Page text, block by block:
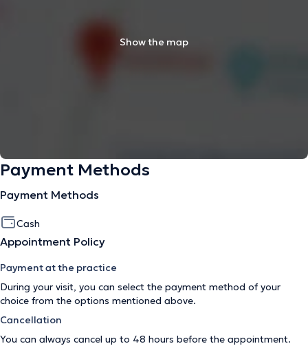
Show the map
Payment Methods
Payment Methods
Cash
Appointment Policy
Payment at the practice
During your visit, you can select the payment method of your
choice from the options mentioned above.
Cancellation
You can always cancel up to 48 hours before the appointment.